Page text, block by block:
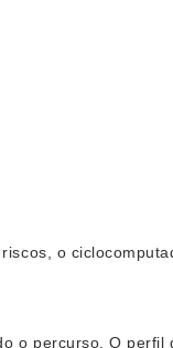
o
o percurso. O